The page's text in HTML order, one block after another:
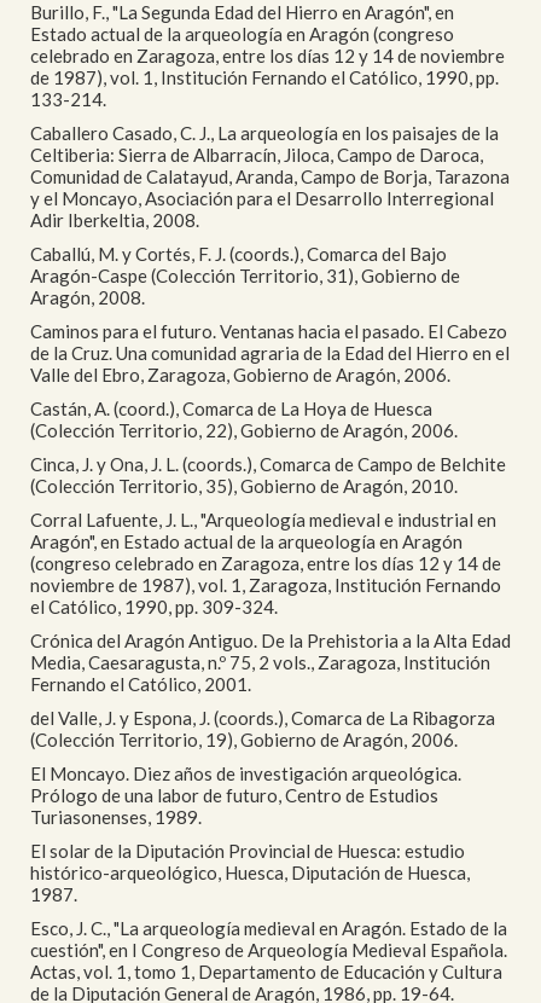
Burillo, F., "La Segunda Edad del Hierro en Aragón", en
Estado actual de la arqueología en Aragón (congreso
celebrado en Zaragoza, entre los días 12 y 14 de noviembre
de 1987), vol. 1, Institución Fernando el Católico, 1990, pp.
133-214.
Caballero Casado, C. J., La arqueología en los paisajes de la
Celtiberia: Sierra de Albarracín, Jiloca, Campo de Daroca,
Comunidad de Calatayud, Aranda, Campo de Borja, Tarazona
y el Moncayo, Asociación para el Desarrollo Interregional
Adir Iberkeltia, 2008.
Caballú, M. y Cortés, F. J. (coords.), Comarca del Bajo
Aragón-Caspe (Colección Territorio, 31), Gobierno de
Aragón, 2008.
Caminos para el futuro. Ventanas hacia el pasado. El Cabezo
de la Cruz. Una comunidad agraria de la Edad del Hierro en el
Valle del Ebro, Zaragoza, Gobierno de Aragón, 2006.
Castán, A. (coord.), Comarca de La Hoya de Huesca
(Colección Territorio, 22), Gobierno de Aragón, 2006.
Cinca, J. y Ona, J. L. (coords.), Comarca de Campo de Belchite
(Colección Territorio, 35), Gobierno de Aragón, 2010.
Corral Lafuente, J. L., "Arqueología medieval e industrial en
Aragón", en Estado actual de la arqueología en Aragón
(congreso celebrado en Zaragoza, entre los días 12 y 14 de
noviembre de 1987), vol. 1, Zaragoza, Institución Fernando
el Católico, 1990, pp. 309-324.
Crónica del Aragón Antiguo. De la Prehistoria a la Alta Edad
Media, Caesaragusta, n.º 75, 2 vols., Zaragoza, Institución
Fernando el Católico, 2001.
del Valle, J. y Espona, J. (coords.), Comarca de La Ribagorza
(Colección Territorio, 19), Gobierno de Aragón, 2006.
El Moncayo. Diez años de investigación arqueológica.
Prólogo de una labor de futuro, Centro de Estudios
Turiasonenses, 1989.
El solar de la Diputación Provincial de Huesca: estudio
histórico-arqueológico, Huesca, Diputación de Huesca,
1987.
Esco, J. C., "La arqueología medieval en Aragón. Estado de la
cuestión", en I Congreso de Arqueología Medieval Española.
Actas, vol. 1, tomo 1, Departamento de Educación y Cultura
de la Diputación General de Aragón, 1986, pp. 19-64.